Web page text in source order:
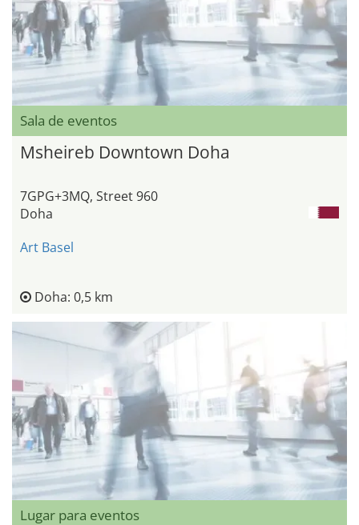
Sala de eventos
Msheireb Downtown Doha
7GPG+3MQ, Street 960
Doha
Art Basel
Doha: 0,5 km
Lugar para eventos